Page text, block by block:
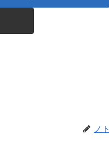
ノト